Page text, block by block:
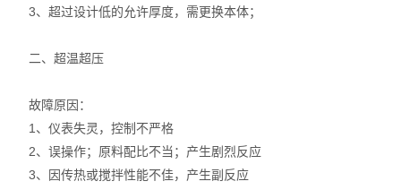
水热合成反应釜/消解罐
电加热板
3、超过设计低的允许厚度，需更换本体；
二、超温超压
故障原因：
1、仪表失灵，控制不严格
2、误操作；原料配比不当；产生剧烈反应
3、因传热或搅拌性能不佳，产生副反应